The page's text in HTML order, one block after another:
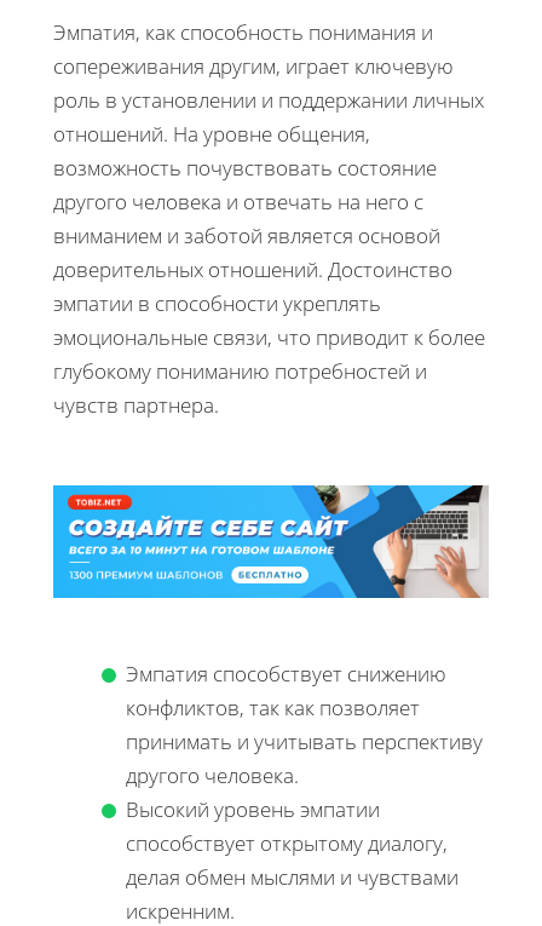
Эмпатия, как способность понимания и
сопереживания другим, играет ключевую
роль в установлении и поддержании личных
отношений. На уровне общения,
возможность почувствовать состояние
другого человека и отвечать на него с
вниманием и заботой является основой
доверительных отношений. Достоинство
эмпатии в способности укреплять
эмоциональные связи, что приводит к более
глубокому пониманию потребностей и
чувств партнера.
Эмпатия способствует снижению
конфликтов, так как позволяет
принимать и учитывать перспективу
другого человека.
Высокий уровень эмпатии
способствует открытому диалогу,
делая обмен мыслями и чувствами
искренним.